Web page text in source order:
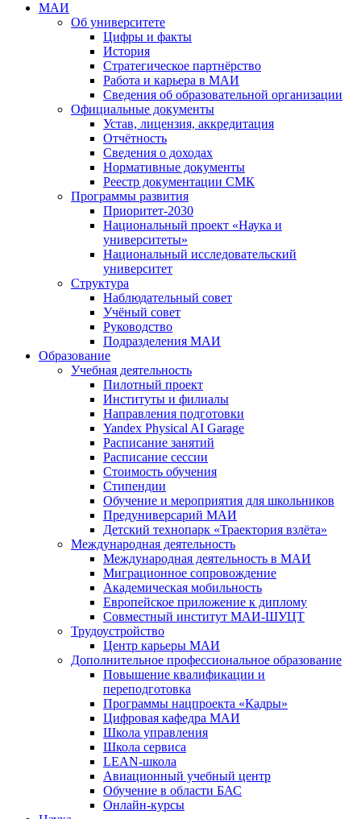
МАИ
Об университете
Цифры и факты
История
Стратегическое партнёрство
Работа и карьера в МАИ
Сведения об образовательной организации
Официальные документы
Устав, лицензия, аккредитация
Отчётность
Сведения о доходах
Нормативные документы
Реестр документации СМК
Программы развития
Приоритет-2030
Национальный проект «Наука и
университеты»
Национальный исследовательский
университет
Структура
Наблюдательный совет
Учёный совет
Руководство
Подразделения МАИ
Образование
Учебная деятельность
Пилотный проект
Институты и филиалы
Направления подготовки
Yandex Physical AI Garage
Расписание занятий
Расписание сессии
Стоимость обучения
Стипендии
Обучение и мероприятия для школьников
Предуниверсарий МАИ
Детский технопарк «Траектория взлёта»
Международная деятельность
Международная деятельность в МАИ
Миграционное сопровождение
Академическая мобильность
Европейское приложение к диплому
Совместный институт МАИ-ШУЦТ
Трудоустройство
Центр карьеры МАИ
Дополнительное профессиональное образование
Повышение квалификации и
переподготовка
Программы нацпроекта «Кадры»
Цифровая кафедра МАИ
Школа управления
Школа сервиса
LEAN-школа
Авиационный учебный центр
Обучение в области БАС
Онлайн-курсы